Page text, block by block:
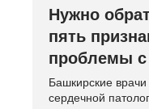
Нужно
пять
проблемы
Башкирские
сердечной